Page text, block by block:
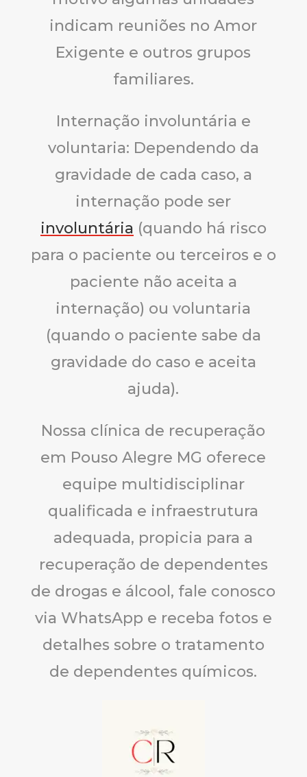
indicam reuniões no Amor
Exigente e outros grupos
familiares.
Internação involuntária e
voluntaria: Dependendo da
gravidade de cada caso, a
internação pode ser
involuntária (quando há risco
para o paciente ou terceiros e o
paciente não aceita a
internação) ou voluntaria
(quando o paciente sabe da
gravidade do caso e aceita
ajuda).
Nossa clínica de recuperação
em Pouso Alegre MG oferece
equipe multidisciplinar
qualificada e infraestrutura
adequada, propicia para a
recuperação de dependentes
de drogas e álcool, fale conosco
via WhatsApp e receba fotos e
detalhes sobre o tratamento
de dependentes químicos.